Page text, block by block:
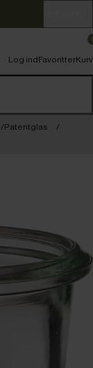
Log indFavoritterKurv
Patentglas